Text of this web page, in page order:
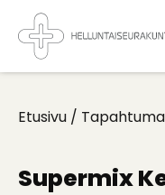
Takaisin
ylös
Koti
Etusivu /
Supermix